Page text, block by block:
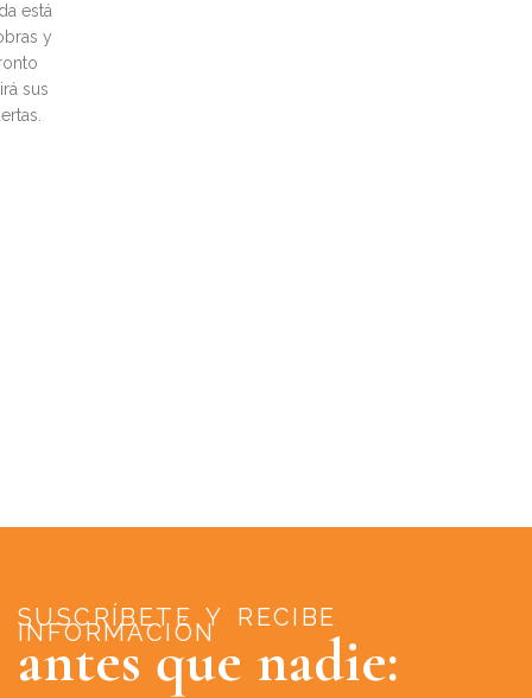
está
y
sus
SUSCRÍBETE Y RECIBE
INFORMACIÓN
antes que nadie: